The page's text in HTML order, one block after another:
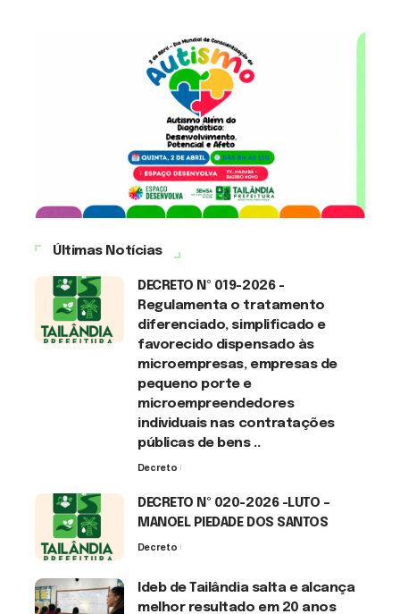
Últimas Notícias
DECRETO Nº 019-2026 -
Regulamenta o tratamento
diferenciado, simplificado e
favorecido dispensado às
microempresas, empresas de
pequeno porte e
microempreendedores
individuais nas contratações
públicas de bens ..
Decreto
DECRETO Nº 020-2026 -LUTO –
MANOEL PIEDADE DOS SANTOS
Decreto
Ideb de Tailândia salta e alcança
melhor resultado em 20 anos